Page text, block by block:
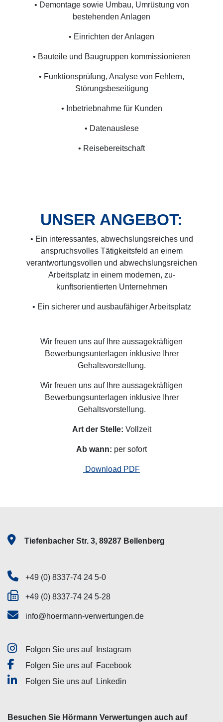
• Demontage sowie Umbau, Umrüstung von
bestehenden Anlagen
• Einrichten der Anlagen
• Bauteile und Baugruppen kommissionieren
• Funktionsprüfung, Analyse von Fehlern,
Störungsbeseitigung
• Inbetriebnahme für Kunden
• Datenauslese
• Reisebereitschaft
UNSER ANGEBOT:
• Ein interessantes, abwechslungsreiches und
anspruchsvolles Tätigkeitsfeld an einem
verantwortungsvollen und abwechslungsreichen
Arbeitsplatz in einem modernen, zu-
kunftsorientierten Unternehmen
• Ein sicherer und ausbaufähiger Arbeitsplatz
Wir freuen uns auf Ihre aussagekräftigen
Bewerbungsunterlagen inklusive Ihrer
Gehaltsvorstellung.
Wir freuen uns auf Ihre aussagekräftigen
Bewerbungsunterlagen inklusive Ihrer
Gehaltsvorstellung.
Art der Stelle: Vollzeit
Ab wann: per sofort
Download PDF
Tiefenbacher Str. 3, 89287 Bellenberg
+49 (0) 8337-74 24 5-0
+49 (0) 8337-74 24 5-28
info@hoermann-verwertungen.de
Folgen Sie uns auf
Instagram
Folgen Sie uns auf Facebook
Folgen Sie uns auf
Linkedin
Besuchen Sie Hörmann Verwertungen auch auf